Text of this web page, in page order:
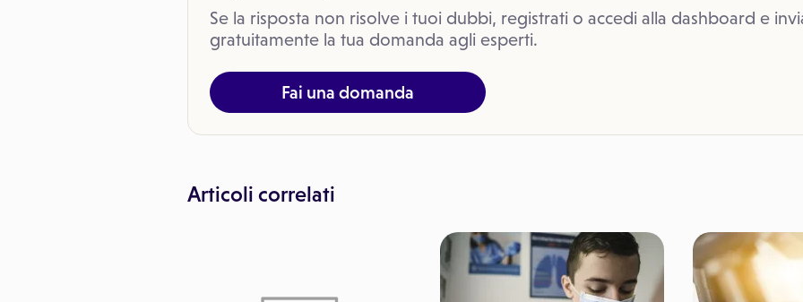
Se la risposta non risolve i tuoi dubbi, registrati o accedi alla dashboard e
gratuitamente la tua domanda agli esperti.
Fai una domanda
Articoli correlati